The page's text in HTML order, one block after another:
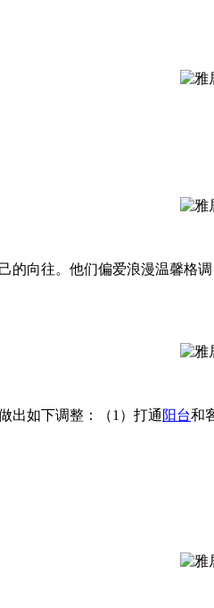
的向往。他们偏爱浪漫温馨格
出如下调整：（1）打通 阳台和